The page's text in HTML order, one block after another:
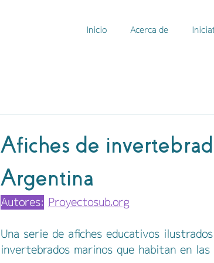
Inicio Acerca de
Afiches de
Argentina
Autores: Proyectosub.org
Una serie de afiches educativos
invertebrados marinos que habitan en